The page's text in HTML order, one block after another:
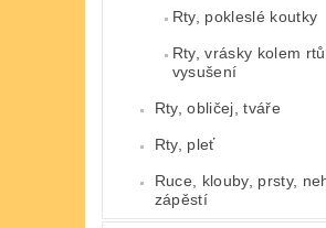
Rty, pokleslé koutky
Rty, vrásky kolem rtů,
vysušení
Rty, obličej, tváře
Rty, pleť
Ruce, klouby, prsty,
zápěstí